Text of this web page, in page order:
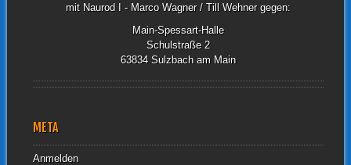
mit Naurod I - Marco Wagner / Till Wehner gegen:
Main-Spessart-Halle
Schulstraße 2
63834 Sulzbach am Main
META
Anmelden